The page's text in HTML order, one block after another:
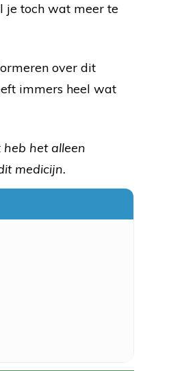
je toch wat meer te
over dit
immers heel wat
heb het alleen
medicijn.